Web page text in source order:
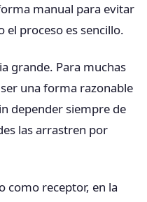
manual para evitar
proceso es sencillo.
grande. Para muchas
una forma razonable
depender siempre de
las arrastren por
como receptor, en la